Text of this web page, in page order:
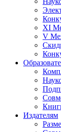
XI
V
Издателям